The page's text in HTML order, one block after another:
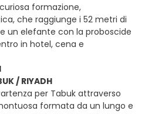
formazione,
che raggiunge i 52 metri di
un elefante con la proboscide
in hotel, cena e
/ RIYADH
per Tabuk attraverso
formata da un lungo e